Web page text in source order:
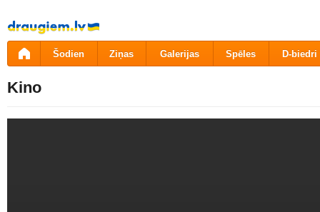
Pāriet
uz
saturu
Šodien Ziņas Galerijas Spēles D-biedri
Kino